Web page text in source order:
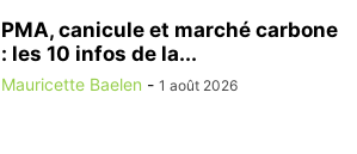
PMA, canicule et marché carbone
: les 10 infos de la...
Mauricette Baelen - 1 août 2026